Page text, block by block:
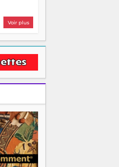
Voir plus